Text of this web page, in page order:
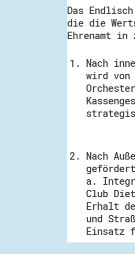
Das
die die
Ehrenamt
Nach
wird von
Nach
a.
Club
Erhalt
und
Einsatz